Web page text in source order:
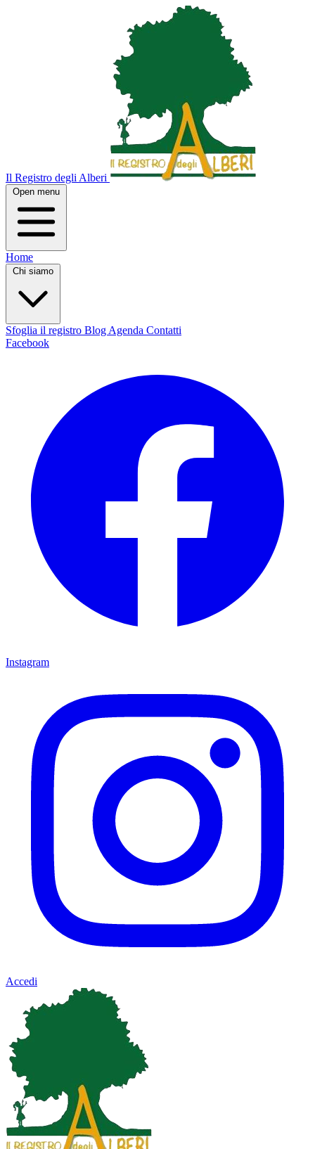
Il Registro degli Alberi
Open menu
Home
Chi siamo
Sfoglia il registro Blog Agenda Contatti
Facebook
Instagram
Accedi